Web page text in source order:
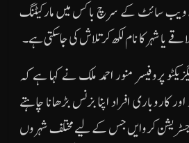
سائٹ کے سرچ باکس میں مارکیٹنگ
یا شہر کا نام لکھ کرتلاش کی جاسکتی ہے۔
پروفیسر منور احمد ملک نے کہا ہے کہ
کاروباری افراد اپنا بزنس بڑھانا چاہتے
کروایں جس کے لیے مختلف شہروں